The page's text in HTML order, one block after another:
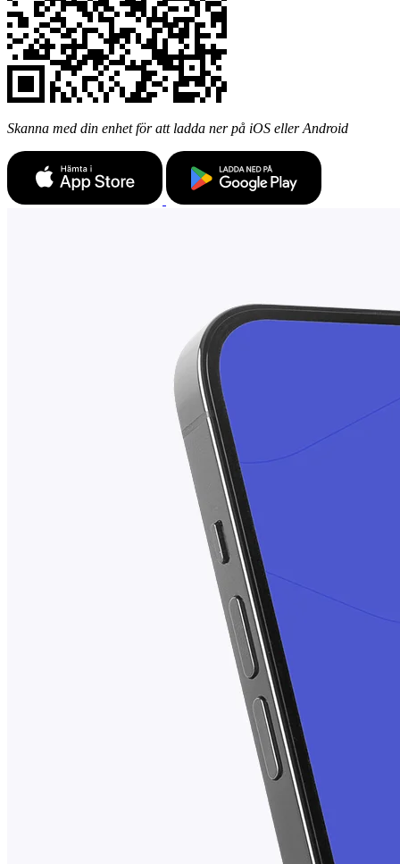
Skanna med din enhet för att ladda ner på iOS eller Android